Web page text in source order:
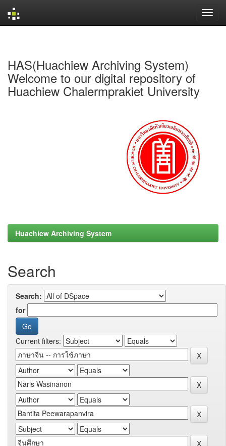
HAS(Huachiew Archiving System)
Welcome to our digital repository of
Huachiew Chalermprakiet University
Huachiew Archiving System
Search
Search:
for
Current filters: